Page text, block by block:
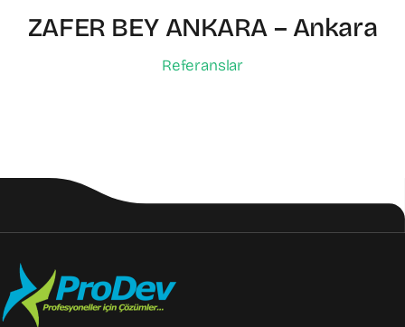
ZAFER BEY ANKARA – Ankara
Referanslar